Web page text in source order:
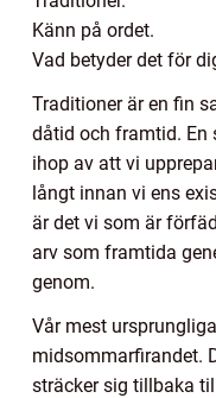
Känn på ordet.
Vad betyder det för
Traditioner är en fin
dåtid och framtid. En
ihop av att vi
långt innan vi ens
är det vi som är
arv som framtida
genom.
Vår mest
midsommarfirandet.
sträcker sig tillbaka